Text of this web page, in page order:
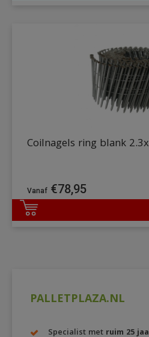
PALLETPLAZA.NL
Specialist met ruim 25
Coilnagels ring blank
€78,95